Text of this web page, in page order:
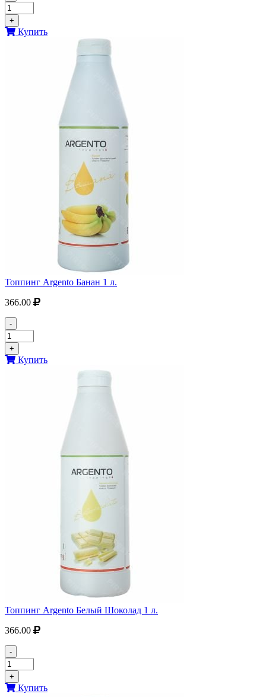
+
Купить
Топпинг Argento Банан 1 л.
366.00
-
+
Купить
Топпинг Argento Белый Шоколад 1 л.
366.00
-
+
Купить